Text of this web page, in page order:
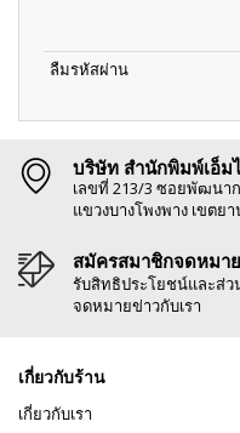
ลืมรหัสผ่าน
บริษัท สำนักพิมพ์เอ็ม
เลขที่ 213/3 ซอยพัฒนา
แขวงบางโพงพาง เขตย
สมัครสมาชิกจดหมา
รับสิทธิประโยชน์และส่
จดหมายข่าวกับเรา
เกี่ยวกับร้าน
เกี่ยวกับเรา